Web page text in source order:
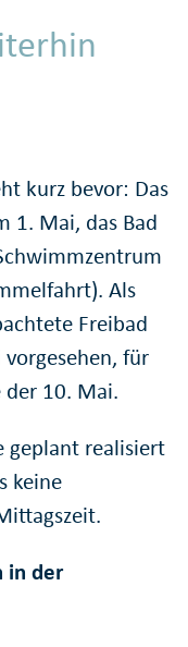
kurz bevor: Das
1. Mai, das Bad
Als
Freibad
für
der 10. Mai.
geplant realisiert
keine
in der